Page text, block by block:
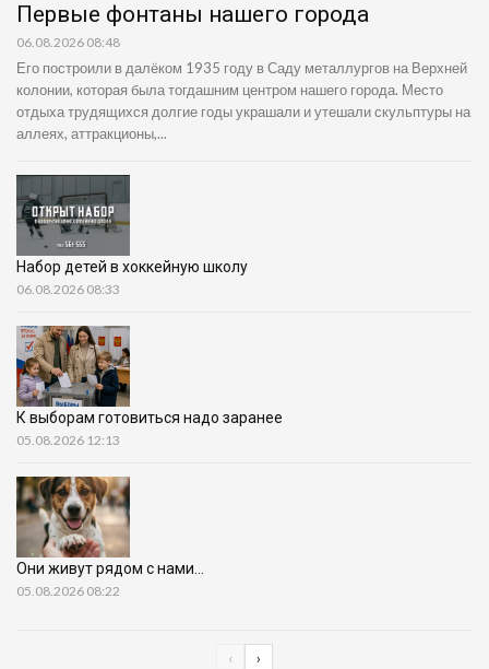
Первые фонтаны нашего города
06.08.2026 08:48
Его построили в далёком 1935 году в Саду металлургов на Верхней
колонии, которая была тогдашним центром нашего города. Место
отдыха трудящихся долгие годы украшали и утешали скульптуры на
аллеях, аттракционы,...
Набор детей в хоккейную школу
06.08.2026 08:33
К выборам готовиться надо заранее
05.08.2026 12:13
Они живут рядом с нами…
05.08.2026 08:22
‹ ›